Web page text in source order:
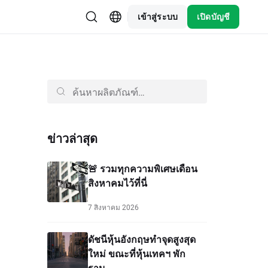
เข้าสู่ระบบ เปิดบัญชี
ข่าวล่าสุด
🚨 รวมทุกความพิเศษเดือน
สิงหาคมไว้ที่นี่
7 สิงหาคม 2026
ดัชนีหุ้นอังกฤษทำจุดสูงสุด
ใหม่ ขณะที่หุ้นเทคฯ พัก